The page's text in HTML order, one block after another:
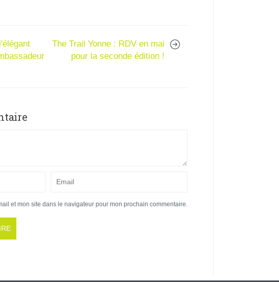
The Trail Yonne : RDV en mai
pour la seconde édition !
et mon site dans le navigateur pour mon prochain commentaire.